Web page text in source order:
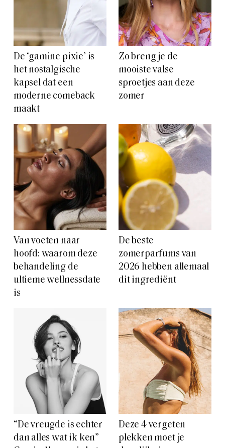
De ‘gamine pixie’ is
het nostalgische
kapsel dat een
moderne comeback
maakt
Zo breng je de
mooiste valse
sproetjes aan deze
zomer
Van voeten naar
hoofd: waarom deze
behandeling de
ultieme wellnessdate
is
De beste
zomerparfums van
2026 hebben allemaal
dit ingrediënt
“De vreugde is echter
dan alles wat ik ken”
Deze 4 vergeten
plekken moet je